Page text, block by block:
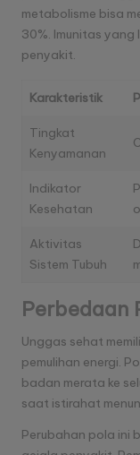
metabolisme bisa
30%. Imunitas yang
penyakit.
Karakteristik
Tingkat
Kenyamanan
Indikator
Kesehatan
Aktivitas
Sistem Tubuh
Perbedaan
Unggas sehat
pemulihan energi.
badan merata ke
saat istirahat
Perubahan pola ini